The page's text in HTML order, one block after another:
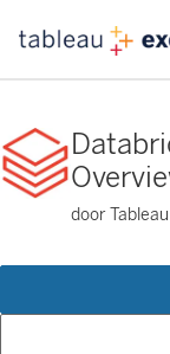
door Tableau